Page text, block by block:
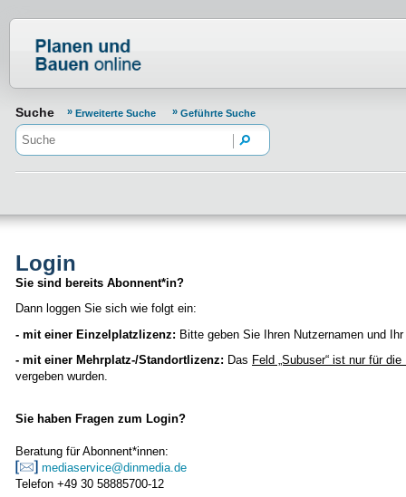
Suche Erweiterte Suche Geführte Suche
Login
Sie sind bereits Abonnent*in?
Dann loggen Sie sich wie folgt ein:
- mit einer Einzelplatzlizenz: Bitte geben Sie Ihren Nutzernamen und
- mit einer Mehrplatz-/Standortlizenz: Das Feld „Subuser“ ist nur für die
vergeben wurden.
Sie haben Fragen zum Login?
Beratung für Abonnent*innen:
mediaservice@dinmedia.de
Telefon +49 30 58885700-12